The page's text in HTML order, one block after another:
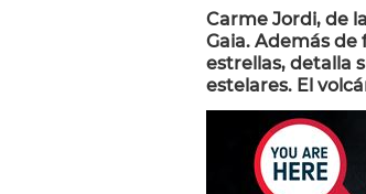
Carme Jordi, de
Gaia. Además
estrellas, detalla
estelares. El